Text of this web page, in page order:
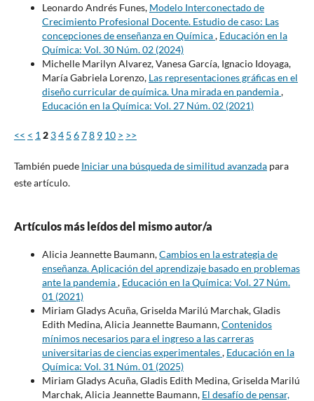
Leonardo Andrés Funes, Modelo Interconectado de
Crecimiento Profesional Docente. Estudio de caso: Las
concepciones de enseñanza en Química, Educación en la
Química: Vol. 30 Núm. 02 (2024)
Michelle Marilyn Alvarez, Vanesa García, Ignacio Idoyaga,
María Gabriela Lorenzo, Las representaciones gráficas en el
diseño curricular de química. Una mirada en pandemia,
Educación en la Química: Vol. 27 Núm. 02 (2021)
<< < 1 2 34 5 678 9 10 > >>
También puede Iniciar una búsqueda de similitud avanzadapara
este artículo.
Artículos más leídos del mismo autor/a
Alicia Jeannette Baumann,Cambios en la estrategia de
enseñanza. Aplicación del aprendizaje basado en problemas
ante la pandemia, Educación en la Química: Vol. 27 Núm.
01 (2021)
Miriam Gladys Acuña, Griselda Marilú Marchak, Gladis
Edith Medina, Alicia Jeannette Baumann,Contenidos
mínimos necesarios para el ingreso a las carreras
universitarias de ciencias experimentales, Educación en la
Química: Vol. 31 Núm. 01 (2025)
Miriam Gladys Acuña, Gladis Edith Medina, Griselda Marilú
Marchak, Alicia Jeannette Baumann, El desafío de pensar,